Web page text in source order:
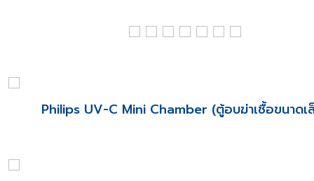
Philips UV-C Mini Chamber (ตู้อบฆ่าเชื้อขนาดเ